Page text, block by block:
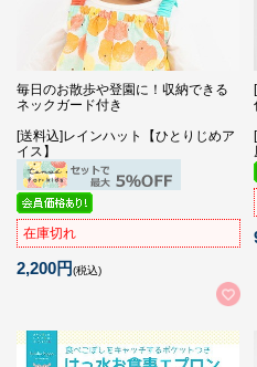
毎日のお散歩や登園に！収納できる
ネックガード付き
[送料込]レインハット【ひとりじめア
イス】
在庫切れ
2,200円(税込)